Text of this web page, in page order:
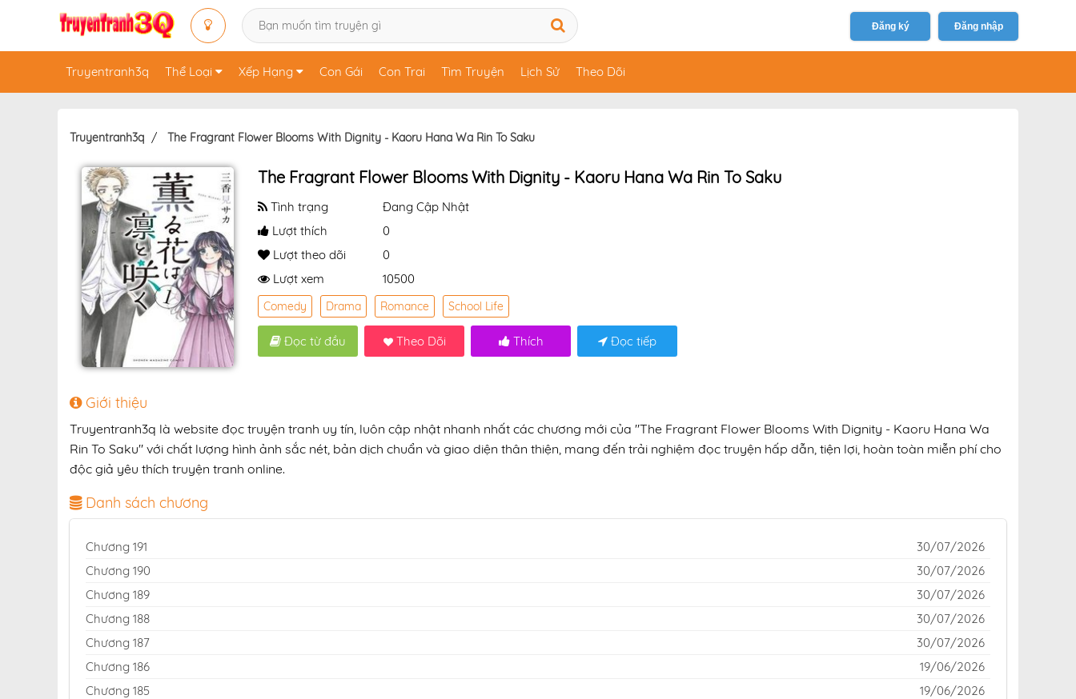
Đăng ký Đăng nhập
Truyentranh3q Thể Loại Xếp Hạng Con Gái Con Trai Tìm Truyện Lịch Sử Theo Dõi
Truyentranh3q The Fragrant Flower Blooms With Dignity - Kaoru Hana Wa Rin To Saku
The Fragrant Flower Blooms With Dignity - Kaoru Hana Wa Rin To Saku
Tình trạng
Đang Cập Nhật
Lượt thích
0
Lượt theo dõi
0
Lượt xem
10500
Comedy Drama Romance School Life
Đọc từ đầu Theo Dõi Thích Đọc tiếp
Giới thiệu
Truyentranh3q là website đọc truyện tranh uy tín, luôn cập nhật nhanh nhất các chương mới của "The Fragrant Flower Blooms With Dignity - Kaoru Hana Wa
Rin To Saku" với chất lượng hình ảnh sắc nét, bản dịch chuẩn và giao diện thân thiện, mang đến trải nghiệm đọc truyện hấp dẫn, tiện lợi, hoàn toàn miễn phí cho
độc giả yêu thích truyện tranh online.
Danh sách chương
Chương 191
30/07/2026
Chương 190
30/07/2026
Chương 189
30/07/2026
Chương 188
30/07/2026
Chương 187
30/07/2026
Chương 186
19/06/2026
Chương 185
19/06/2026